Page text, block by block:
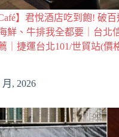
】君悅酒店吃到飽! 破
鮮、牛排我全都要｜台北
｜捷運台北101/世貿站(價
月, 2026